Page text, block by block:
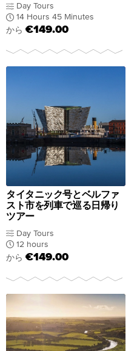
Day Tours
14 Hours 45 Minutes
から €149.00
タイタニック号とベルファ
スト市を列車で巡る日帰り
ツアー
Day Tours
12 hours
から €149.00